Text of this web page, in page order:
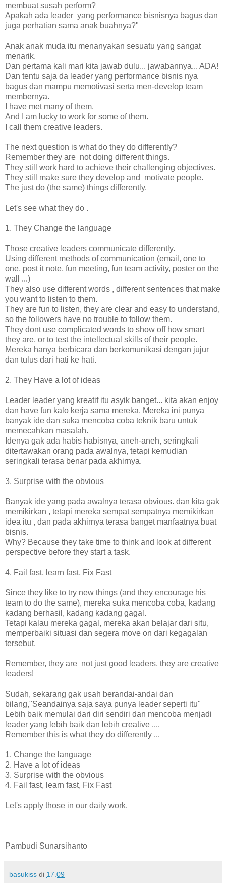
membuat susah perform?
Apakah ada leader yang performance bisnisnya bagus dan
juga perhatian sama anak buahnya?"
Anak anak muda itu menanyakan sesuatu yang sangat
menarik.
Dan pertama kali mari kita jawab dulu... jawabannya... ADA!
Dan tentu saja da leader yang performance bisnis nya
bagus dan mampu memotivasi serta men-develop team
membernya.
I have met many of them.
And I am lucky to work for some of them.
I call them creative leaders.
The next question is what do they do differently?
Remember they are not doing different things.
They still work hard to achieve their challenging objectives.
They still make sure they develop and motivate people.
The just do (the same) things differently.
Let's see what they do .
1. They Change the language
Those creative leaders communicate differently.
Using different methods of communication (email, one to
one, post it note, fun meeting, fun team activity, poster on the
wall ...)
They also use different words , different sentences that make
you want to listen to them.
They are fun to listen, they are clear and easy to understand,
so the followers have no trouble to follow them.
They dont use complicated words to show off how smart
they are, or to test the intellectual skills of their people.
Mereka hanya berbicara dan berkomunikasi dengan jujur
dan tulus dari hati ke hati.
2. They Have a lot of ideas
Leader leader yang kreatif itu asyik banget... kita akan enjoy
dan have fun kalo kerja sama mereka. Mereka ini punya
banyak ide dan suka mencoba coba teknik baru untuk
memecahkan masalah.
Idenya gak ada habis habisnya, aneh-aneh, seringkali
ditertawakan orang pada awalnya, tetapi kemudian
seringkali terasa benar pada akhirnya.
3. Surprise with the obvious
Banyak ide yang pada awalnya terasa obvious. dan kita gak
memikirkan , tetapi mereka sempat sempatnya memikirkan
idea itu , dan pada akhirnya terasa banget manfaatnya buat
bisnis.
Why? Because they take time to think and look at different
perspective before they start a task.
4. Fail fast, learn fast, Fix Fast
Since they like to try new things (and they encourage his
team to do the same), mereka suka mencoba coba, kadang
kadang berhasil, kadang kadang gagal.
Tetapi kalau mereka gagal, mereka akan belajar dari situ,
memperbaiki situasi dan segera move on dari kegagalan
tersebut.
Remember, they are not just good leaders, they are creative
leaders!
Sudah, sekarang gak usah berandai-andai dan
bilang,"Seandainya saja saya punya leader seperti itu"
Lebih baik memulai dari diri sendiri dan mencoba menjadi
leader yang lebih baik dan lebih creative ....
Remember this is what they do differently ...
1. Change the language
2. Have a lot of ideas
3. Surprise with the obvious
4. Fail fast, learn fast, Fix Fast
Let's apply those in our daily work.
Pambudi Sunarsihanto
basukiss di 17.09